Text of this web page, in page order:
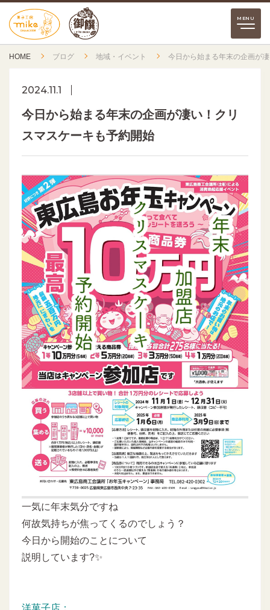
HOME ブログ 地域・イベント 今日から始まる年末の企画が
2024.11.1
今日から始まる年末の企画が凄い！クリ
スマスケーキも予約開始
一気に年末気分ですね
何故気持ちが焦ってくるのでしょう？
今日から開始のことについて
説明しています?✨
洋菓子店：